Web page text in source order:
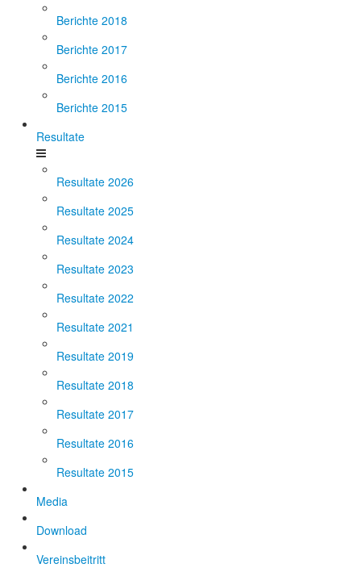
Berichte 2018
Berichte 2017
Berichte 2016
Berichte 2015
Resultate
Resultate 2026
Resultate 2025
Resultate 2024
Resultate 2023
Resultate 2022
Resultate 2021
Resultate 2019
Resultate 2018
Resultate 2017
Resultate 2016
Resultate 2015
Media
Download
Vereinsbeitritt